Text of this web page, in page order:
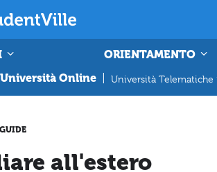
ORIENTAMENTO
Online
Università Telematiche
GUIDE
all'estero